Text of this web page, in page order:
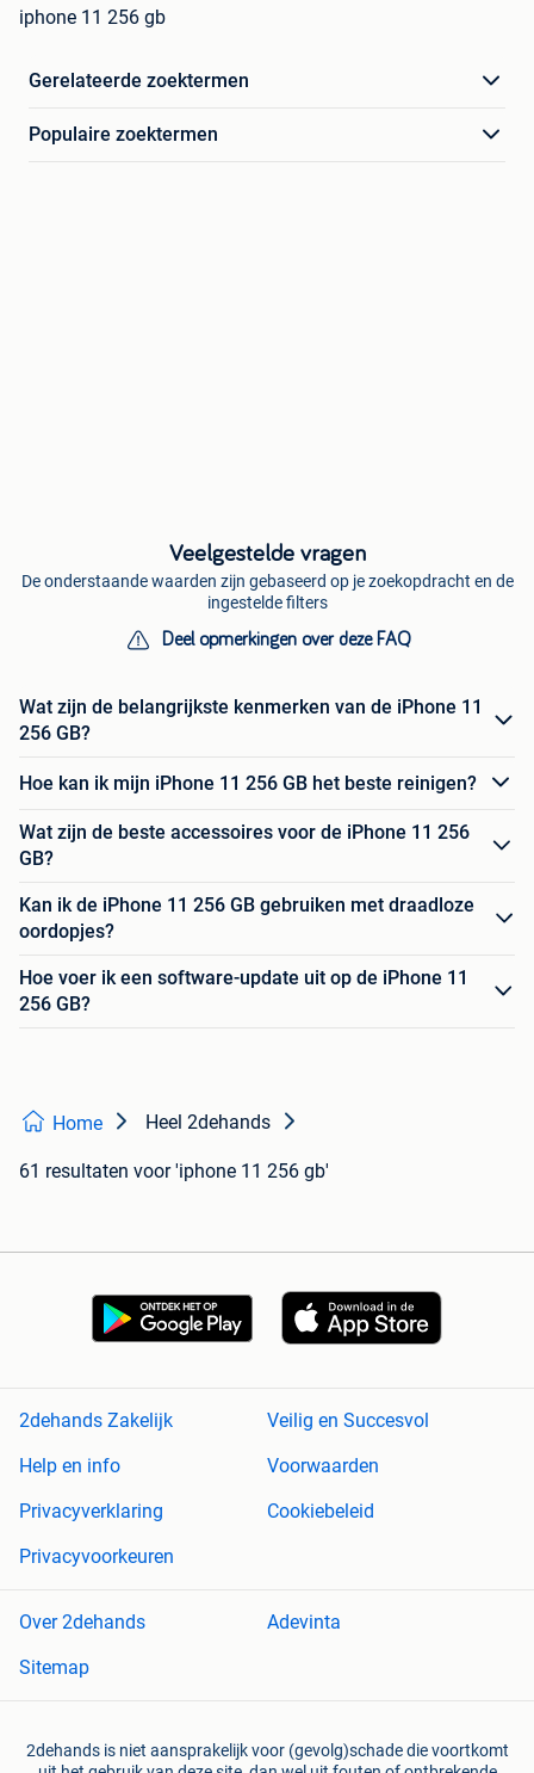
iphone 11 256 gb
Gerelateerde zoektermen
Populaire zoektermen
Veelgestelde vragen
De onderstaande waarden zijn gebaseerd op je zoekopdracht en de
ingestelde filters
Deel opmerkingen over deze FAQ
Wat zijn de belangrijkste kenmerken van de iPhone 11
256 GB?
Hoe kan ik mijn iPhone 11 256 GB het beste reinigen?
Wat zijn de beste accessoires voor de iPhone 11 256
GB?
Kan ik de iPhone 11 256 GB gebruiken met draadloze
oordopjes?
Hoe voer ik een software-update uit op de iPhone 11
256 GB?
Home Heel 2dehands
61 resultaten voor 'iphone 11 256 gb'
2dehands Zakelijk
Veilig en Succesvol
Help en info
Voorwaarden
Privacyverklaring
Cookiebeleid
Privacyvoorkeuren
Over 2dehands
Adevinta
Sitemap
2dehands is niet aansprakelijk voor (gevolg)schade die voortkomt